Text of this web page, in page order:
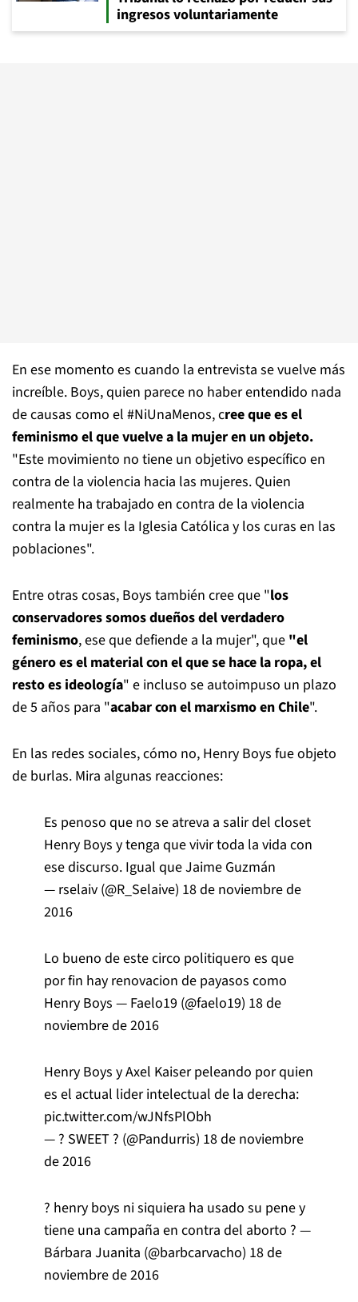
ingresos voluntariamente
En ese momento es cuando la entrevista se vuelve más
increíble. Boys, quien parece no haber entendido nada
de causas como el #NiUnaMenos, cree que es el
feminismo el que vuelve a la mujer en un objeto.
"Este movimiento no tiene un objetivo específico en
contra de la violencia hacia las mujeres. Quien
realmente ha trabajado en contra de la violencia
contra la mujer es la Iglesia Católica y los curas en las
poblaciones".
Entre otras cosas, Boys también cree que "los
conservadores somos dueños del verdadero
feminismo, ese que defiende a la mujer", que "el
género es el material con el que se hace la ropa, el
resto es ideología" e incluso se autoimpuso un plazo
de 5 años para "acabar con el marxismo en Chile".
En las redes sociales, cómo no, Henry Boys fue objeto
de burlas. Mira algunas reacciones:
Es penoso que no se atreva a salir del closet
Henry Boys y tenga que vivir toda la vida con
ese discurso. Igual que Jaime Guzmán
— rselaiv (@R_Selaive) 18 de noviembre de
2016
Lo bueno de este circo politiquero es que
por fin hay renovacion de payasos como
Henry Boys — Faelo19 (@faelo19) 18 de
noviembre de 2016
Henry Boys y Axel Kaiser peleando por quien
es el actual lider intelectual de la derecha:
pic.twitter.com/wJNfsPlObh
— ? SWEET ? (@Pandurris) 18 de noviembre
de 2016
? henry boys ni siquiera ha usado su pene y
tiene una campaña en contra del aborto ? —
Bárbara Juanita (@barbcarvacho) 18 de
noviembre de 2016